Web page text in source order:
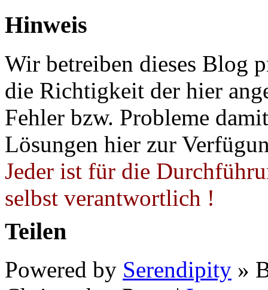
Hinweis
Wir betreiben dieses Blog
die Richtigkeit der hier
Fehler bzw. Probleme
Lösungen hier zur
Jeder ist für die
selbst verantwortlich !
Teilen
Powered by Serendipity »